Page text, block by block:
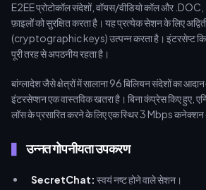
E2EE प्रोटोकॉल संदेशों, वॉयस/वीडियो कॉल और
फ़ाइलों को सुरक्षित करता है। यह प्रत्येक सेशन के लिए
(cryptographic keys) उत्पन्न करता है। इंटरसेप्ट
पूरी तरह से अपठनीय रहता है।
बांग्लादेश जैसे क्षेत्रों में सालाना 96 बिलियन संदेशों का
इंटरसेप्शन एक वास्तविक खतरा है। बिना कंप्रेस किए हुए,
लॉस के प्रसारित करने के लिए एक स्थिर 3 Mbps कनेक्शन
उन्नत गोपनीयता उपकरण
SecretChat: स्वयं नष्ट होने वाले सेशन।